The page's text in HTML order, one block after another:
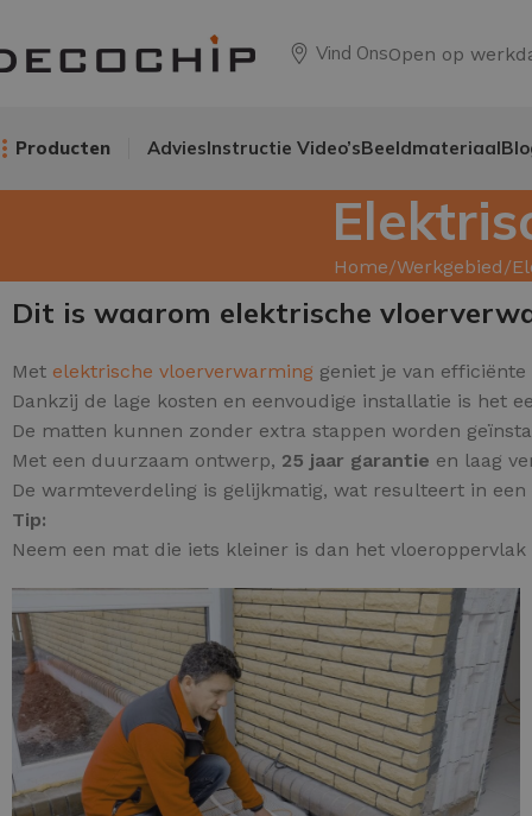
Vind OnsOpen op
Producten AdviesInstructie Video’sBeeldmateriaal
Home Werkgebied
Dit is waarom elektrische
Met elektrische vloerverwarming geniet je van efficiënte
Dankzij de lage kosten en eenvoudige installatie is het
De matten kunnen zonder extra stappen worden
Met een duurzaam ontwerp, 25 jaar garantie en laag
De warmteverdeling is gelijkmatig, wat resulteert in
Tip:
Neem een mat die iets kleiner is dan het